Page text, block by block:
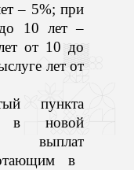
– 5%; при
10 лет –
от 10 до
лет от
пункта
в новой
выплат
в